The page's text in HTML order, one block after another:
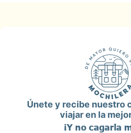
Únete y recibe nuestro
viajar en la
¡Y no cagarla